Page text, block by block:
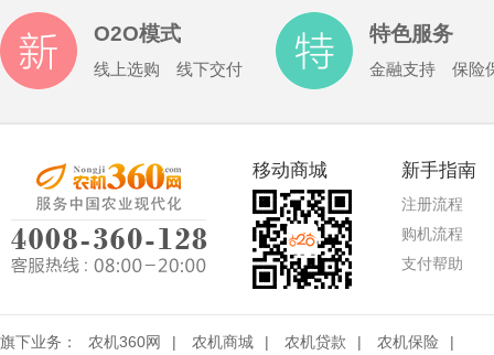
O2O模式
线上选购 线下交付
特色服务
金融支持 保险
移动商城 新手指南
注册流程
购机流程
支付帮助
旗下业务： 农机360网 | 农机商城 | 农机贷款 | 农机保险 |